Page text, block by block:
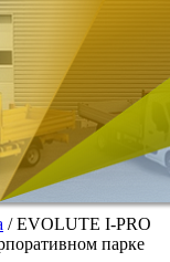
/EVOLUTE I-PRO
парке